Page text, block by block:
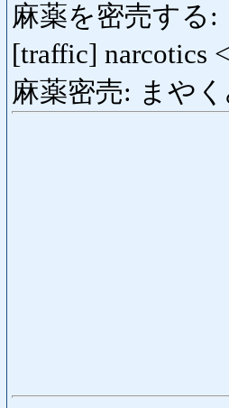
麻薬を密売する:
[traffic] narcotics
麻薬密売: まや